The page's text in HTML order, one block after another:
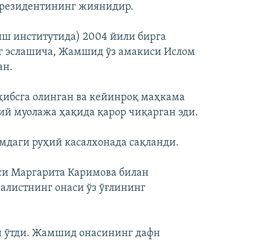
жиянидир.
институтида) 2004 йили бирга
эслашича, Жамшид ўз амакиси Ислом
олинган ва кейинроқ маҳкама
муолажа ҳақида қарор чиқарган эди.
руҳий касалхонада сақланди.
Маргарита Каримова билан
онаси ўз ўғлининг
Жамшид онасининг дафн